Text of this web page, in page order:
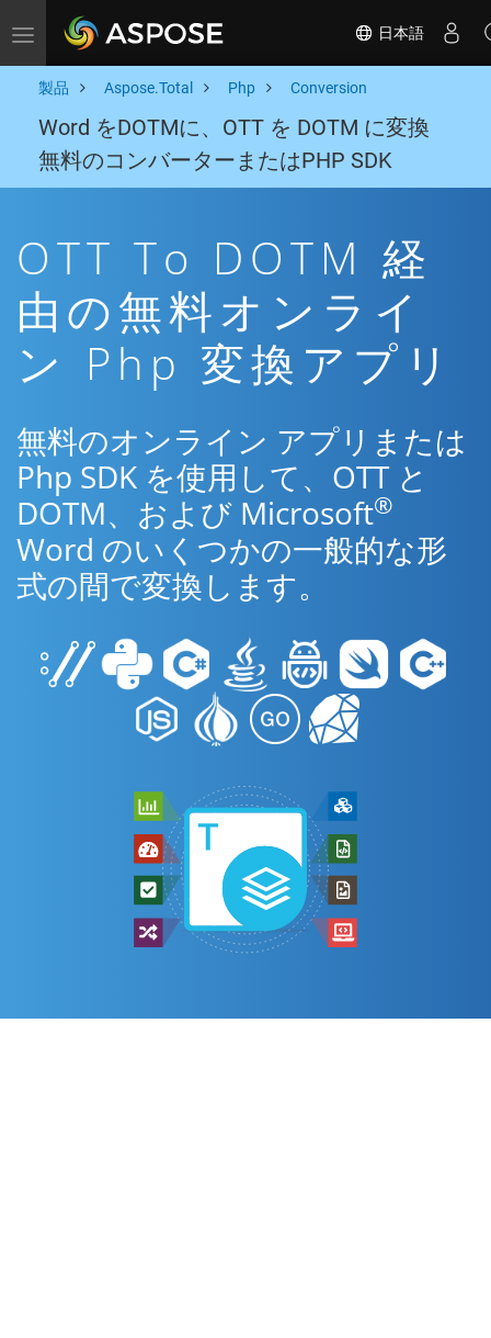
Toggle navigation 日本語
製品 Aspose.Total Php Conversion
Word をDOTMに、OTT を DOTM に変換
無料のコンバーターまたはPHP SDK
OTT To DOTM 経
由の無料オンライ
ン Php 変換アプリ
無料のオンライン アプリまたは
Php SDK を使用して、OTT と
DOTM、および Microsoft®
Word のいくつかの一般的な形
式の間で変換します。